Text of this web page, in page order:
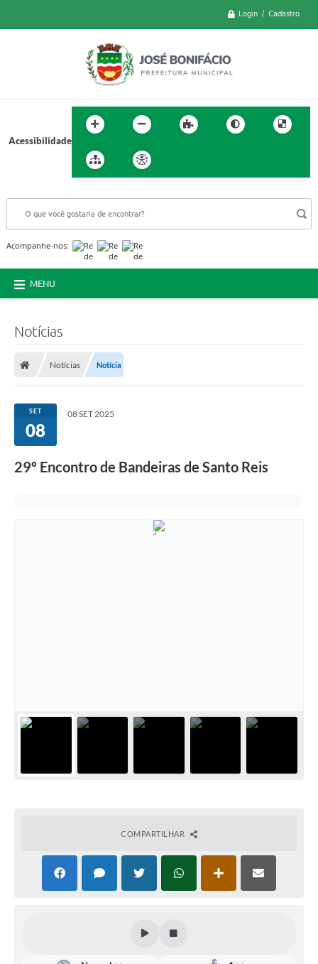
Login / Cadastro
Acessibilidade
Acompanhe-nos:
MENU
Notícias
Notícias Notícia
SET
08
08 SET 2025
29º Encontro de Bandeiras de Santo Reis
COMPARTILHAR